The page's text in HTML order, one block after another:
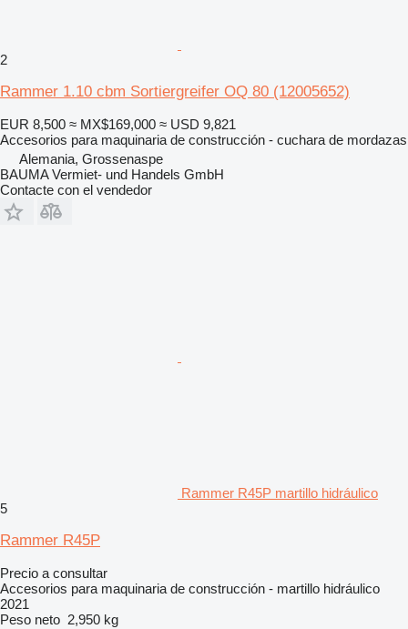
2
Rammer 1.10 cbm Sortiergreifer OQ 80 (12005652)
EUR 8,500 ≈ MX$169,000 ≈ USD 9,821
Accesorios para maquinaria de construcción - cuchara de mordazas
Alemania, Grossenaspe
BAUMA Vermiet- und Handels GmbH
Contacte con el vendedor
Rammer R45P martillo hidráulico
5
Rammer R45P
Precio a consultar
Accesorios para maquinaria de construcción - martillo hidráulico
2021
Peso neto 2,950 kg